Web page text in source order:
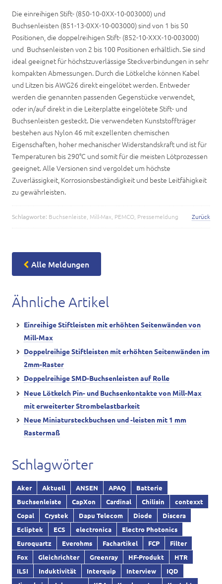
Die einreihigen Stift- (850-10-0XX-10-003000) und
Buchsenleisten (851-13-0XX-10-003000) sind von 1 bis 50
Positionen, die doppelreihigen Stift- (852-10-XXX-10-003000)
und Buchsenleisten von 2 bis 100 Positionen erhältlich. Sie sind
ideal geeignet für höchstzuverlässige Steckverbindungen in sehr
kompakten Abmessungen. Durch die Lötkelche können Kabel
und Litzen bis AWG26 direkt eingelötet werden. Entweder
werden die genannten passenden Gegenstücke verwendet,
oder in/auf direkt in die Leiterplatte eingelötete Stift- und
Buchsenleisten gesteckt. Die verwendeten Kunststoffträger
bestehen aus Nylon 46 mit exzellenten chemischen
Eigenschaften, hoher mechanischer Widerstandskraft und ist für
Temperaturen bis 290°C und somit für die meisten Lötprozessen
geeignet. Alle Versionen sind vergoldet um höchste
Zuverlässigkeit, Korrosionsbeständigkeit und beste Leitfähigkeit
zu gewährleisten.
Schlagworte: Buchsenleiste Mill-Max PEMCO Pressemeldung Zurück
Alle Meldungen
Ähnliche Artikel
Einreihige Stiftleisten mit erhöhten Seitenwänden von
Mill-Max
Doppelreihige Stiftleisten mit erhöhten Seitenwänden im
2mm-Raster
Doppelreihige SMD-Buchsenleisten auf Rolle
Neue Lötkelch Pin- und Buchsenkontakte von Mill-Max
mit erweiterter Strombelastbarkeit
Neue Miniatursteckbuchsen und -leisten mit 1 mm
Rastermaß
Schlagwörter
Aker Aktuell ANSEN APAQ
Batterie
Buchsenleiste
CapXon Cardinal Chilisin
contexxt
Copal
Crystek Dapu Telecom Diode
Discera
Ecliptek
ECS electronica
Electro Photonics
Euroquartz
Everohms Fachartikel FCP
Filter
Fox
Gleichrichter Greenray HF-Produkt
HTR
ILSI
Induktivität Interquip Interview
IQD